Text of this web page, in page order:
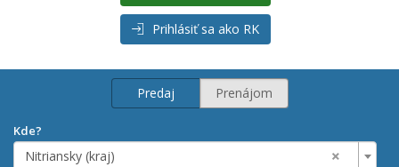
Prihlásiť sa ako RK
Predaj Prenájom
Kde?
×
Nitriansky (kraj)